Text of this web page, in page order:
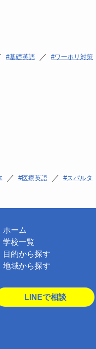
基礎英語 ／ ワーホリ対策
／ 医療英語 ／ スパルタ
ホーム
学校一覧
目的から探す
地域から探す
LINEで相談